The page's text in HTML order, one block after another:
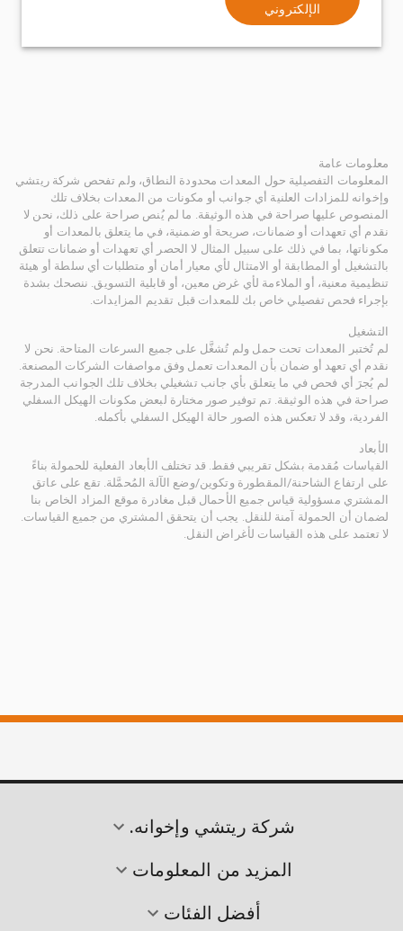
الإلكتروني
معلومات عامة
المعلومات التفصيلية حول المعدات محدودة النطاق، ولم تفحص شركة ريتشي
وإخوانه للمزادات العلنية أي جوانب أو مكونات من المعدات بخلاف تلك
المنصوص عليها صراحة في هذه الوثيقة. ما لم يُنص صراحة على ذلك، نحن لا
نقدم أي تعهدات أو ضمانات، صريحة أو ضمنية، في ما يتعلق بالمعدات أو
مكوناتها، بما في ذلك على سبيل المثال لا الحصر أي تعهدات أو ضمانات تتعلق
بالتشغيل أو المطابقة أو الامتثال لأي معيار أمان أو متطلبات أي سلطة أو هيئة
تنظيمية معنية، أو الملاءمة لأي غرض معين، أو قابلية التسويق. ننصحك بشدة
بإجراء فحص تفصيلي خاص بك للمعدات قبل تقديم المزايدات.
التشغيل
لم تُختبر المعدات تحت حمل ولم تُشغَّل على جميع السرعات المتاحة. نحن لا
نقدم أي تعهد أو ضمان بأن المعدات تعمل وفق مواصفات الشركات المصنعة.
لم يُجرَ أي فحص في ما يتعلق بأي جانب تشغيلي بخلاف تلك الجوانب المدرجة
صراحة في هذه الوثيقة. تم توفير صور مختارة لبعض مكونات الهيكل السفلي
الفردية، وقد لا تعكس هذه الصور حالة الهيكل السفلي بأكمله.
الأبعاد
القياسات مُقدمة بشكل تقريبي فقط. قد تختلف الأبعاد الفعلية للحمولة بناءً
على ارتفاع الشاحنة/المقطورة وتكوين/وضع الآلة المُحمَّلة. تقع على عاتق
المشتري مسؤولية قياس جميع الأحمال قبل مغادرة موقع المزاد الخاص بنا
لضمان أن الحمولة آمنة للنقل. يجب أن يتحقق المشتري من جميع القياسات.
لا تعتمد على هذه القياسات لأغراض النقل.
شركة ريتشي وإخوانه.
المزيد من المعلومات
أفضل الفئات